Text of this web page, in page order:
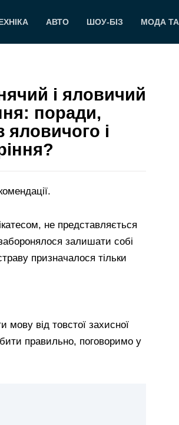
АВТО ШОУ-БІЗ МОДА
і яловичий
поради,
яловичого і
не представляється
залишати собі
призначалося тільки
мову від товстої захисної
правильно, поговоримо у